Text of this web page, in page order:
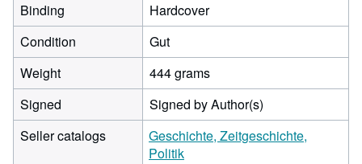
Binding
Hardcover
Condition
Gut
Weight
444 grams
Signed
Signed by Author(s)
Seller catalogs
Geschichte, Zeitgeschichte,
Politik